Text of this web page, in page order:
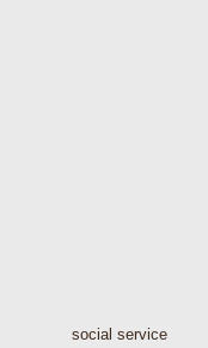
social service